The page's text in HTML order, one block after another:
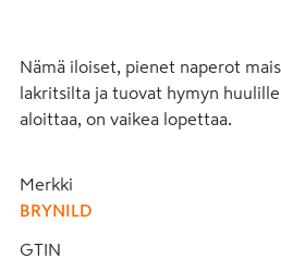
Nämä iloiset, pienet naperot
lakritsilta ja tuovat hymyn
aloittaa, on vaikea lopettaa.
Merkki
BRYNILD
GTIN